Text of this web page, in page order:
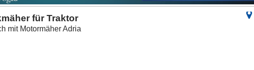
für Traktor
mit Motormäher Adria